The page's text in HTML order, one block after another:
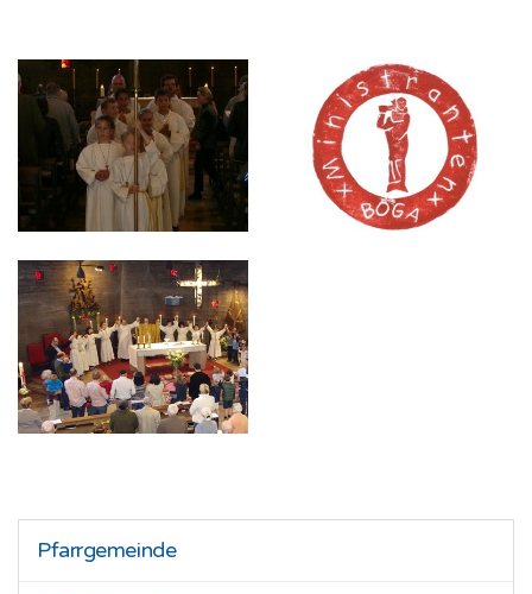
Pfarrgemeinde